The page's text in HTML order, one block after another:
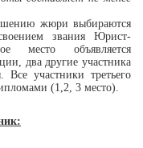
жюри выбираются
звания Юрист-
место объявляется
два другие участника
Все участники третьего
(1,2, 3 место).